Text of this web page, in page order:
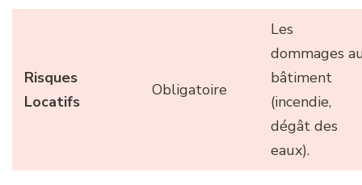
Risques
Locatifs
Obligatoire
Les
dommages
bâtiment
(incendie,
dégât des
eaux).